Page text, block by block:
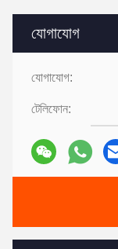
যোগাযোগ
যোগাযোগ:
টেলিফোন: